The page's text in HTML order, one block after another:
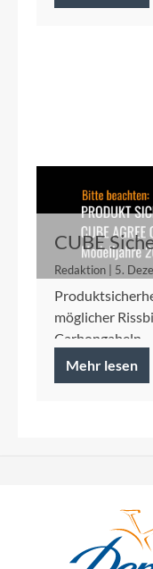
CUBE
C:62
Redaktion | 5.
möglicher
Carbongabeln
Mehr lesen